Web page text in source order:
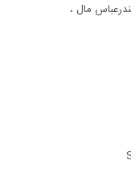
مال ،